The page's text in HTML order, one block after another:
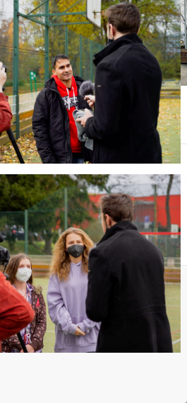
O para hokeji a olympiádě v
Číně s Michaelem Schustrem
27. 5. 2022 0